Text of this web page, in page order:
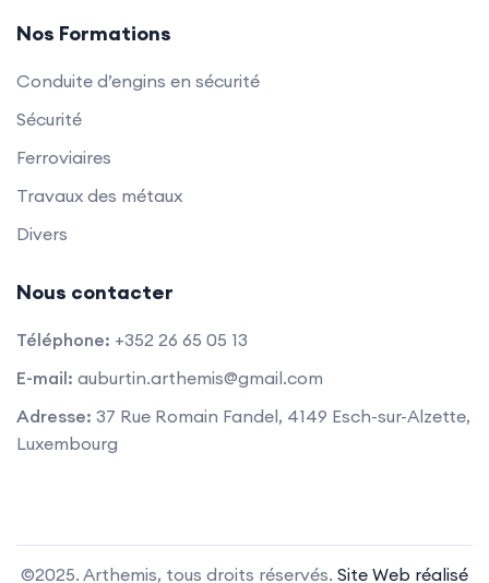
Nos Formations
Conduite d’engins en sécurité
Sécurité
Ferroviaires
Travaux des métaux
Divers
Nous contacter
Téléphone: +352 26 65 05 13
E-mail: auburtin.arthemis@gmail.com
Adresse: 37 Rue Romain Fandel, 4149 Esch-sur-Alzette,
Luxembourg
©2025. Arthemis, tous droits réservés. Site Web réalisé